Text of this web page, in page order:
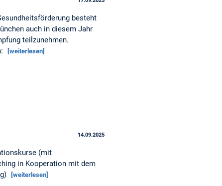
besteht
auch in diesem Jahr
teilzunehmen.
[weiterlesen]
14.09.2025
(mit
in Kooperation mit dem
[weiterlesen]